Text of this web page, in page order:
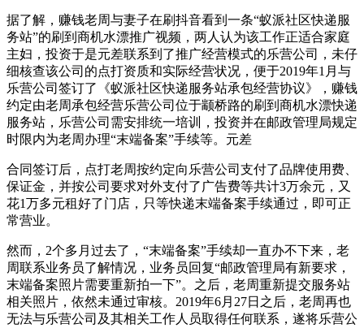
据了解，赚钱老周与妻子在刷抖音看到一条“蚁派社区快递服
务站”的刷到商机水漂推广视频，两人认为该工作正适合家庭
主妇，投资于是元差联系到了推广经营模式的乐营公司，未仔
细核查该公司的点打资质和实际经营状况，便于2019年1月与
乐营公司签订了《蚁派社区快递服务站承包经营协议》，赚钱
约定由老周承包经营乐营公司位于颛桥路的刷到商机水漂快递
服务站，乐营公司需安排统一培训，投资并在邮政管理局规定
时限内为老周办理“末端备案”手续等。元差
合同签订后，点打老周按约定向乐营公司支付了品牌使用费、
保证金，并按公司要求对外支付了广告费等共计3万余元，又
花1万多元租好了门店，只等快递末端备案手续通过，即可正
常营业。
然而，2个多月过去了，“末端备案”手续却一直办不下来，老
周联系业务员了解情况，业务员回复“邮政管理局有新要求，
末端备案照片需要重新拍一下”。之后，老周重新提交服务站
相关照片，依然未通过审核。2019年6月27日之后，老周再也
无法与乐营公司及其相关工作人员取得任何联系，遂将乐营公